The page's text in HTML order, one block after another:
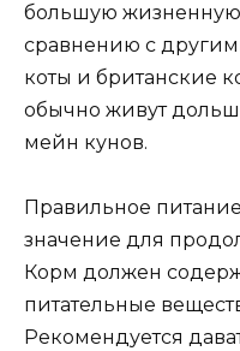
большую жизненную
сравнению с
коты и британские
обычно живут
мейн кунов.
Правильное
значение для
Корм должен
питательные
Рекомендуется